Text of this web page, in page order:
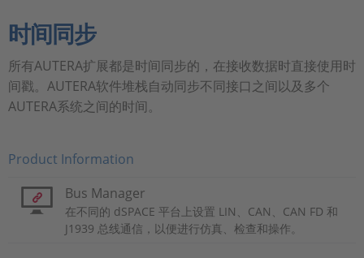
时间同步
所有AUTERA扩展都是时间同步的，在接收数据时直接使用时
间戳。AUTERA软件堆栈自动同步不同接口之间以及多个
AUTERA系统之间的时间。
Product Information
Bus Manager
在不同的 dSPACE 平台上设置 LIN、CAN、CAN FD 和
J1939 总线通信，以便进行仿真、检查和操作。